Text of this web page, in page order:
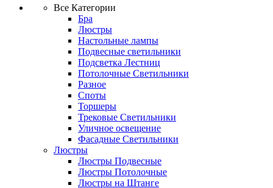
Все Категории
Бра
Люстры
Настольные лампы
Подвесные светильники
Подсветка Лестниц
Потолочные Светильники
Разное
Споты
Торшеры
Трековые Светильники
Уличное освещение
Фасадные Светильники
Люстры
Люстры Подвесные
Люстры Потолочные
Люстры на Штанге